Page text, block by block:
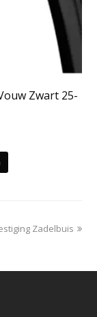
Zwart 25-
Zadelbuis